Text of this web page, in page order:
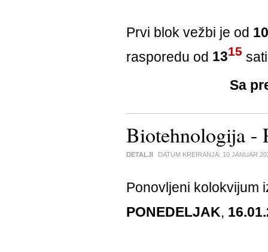
Prvi blok vežbi je od 10
rasporedu od 1315
Sa
Biotehnologija -
DETALJI DATUM KREIRANJA: 10 JANUAR
Ponovljeni kolokvijum
PONEDELJAK,